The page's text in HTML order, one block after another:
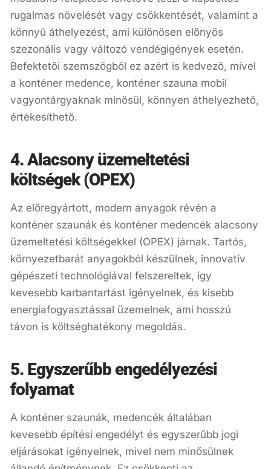
rugalmas növelését vagy csökkentését, valamint a
könnyű áthelyezést, ami különösen előnyös
szezonális vagy változó vendégigények esetén.
Befektetői szemszögből ez azért is kedvező, mivel
a konténer medence, konténer szauna mobil
vagyontárgyaknak minősül, könnyen áthelyezhető,
értékesíthető.
4. Alacsony üzemeltetési
költségek (OPEX)
Az előregyártott, modern anyagok révén a
konténer szaunák és konténer medencék alacsony
üzemeltetési költségekkel (OPEX) járnak. Tartós,
környezetbarát anyagokból készülnek, innovatív
gépészeti technológiával felszereltek, így
kevesebb karbantartást igényelnek, és kisebb
energiafogyasztással üzemelnek, ami hosszú
távon is költséghatékony megoldás.
5. Egyszerűbb engedélyezési
folyamat
A konténer szaunák, medencék általában
kevesebb építési engedélyt és egyszerűbb jogi
eljárásokat igényelnek, mivel nem minősülnek